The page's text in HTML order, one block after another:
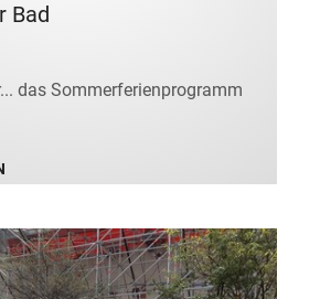
Bad
das Sommerferienprogramm